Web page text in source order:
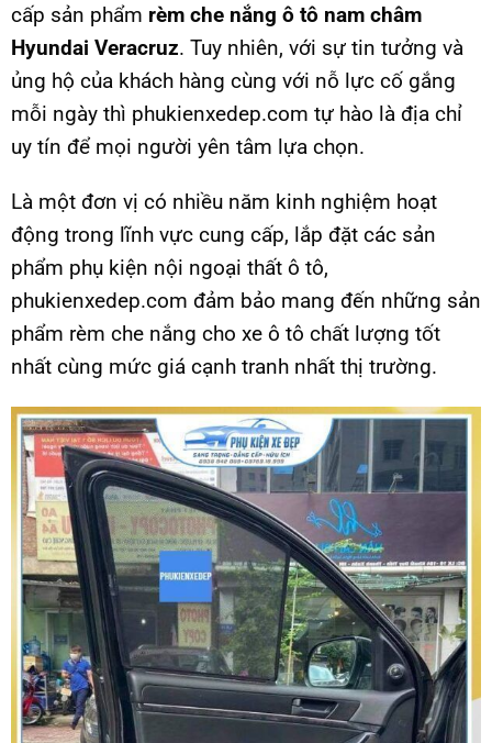
cấp sản phẩm rèm che nắng ô tô nam châm
Hyundai Veracruz. Tuy nhiên, với sự tin tưởng và
ủng hộ của khách hàng cùng với nỗ lực cố gắng
mỗi ngày thì phukienxedep.com tự hào là địa chỉ
uy tín để mọi người yên tâm lựa chọn.
Là một đơn vị có nhiều năm kinh nghiệm hoạt
động trong lĩnh vực cung cấp, lắp đặt các sản
phẩm phụ kiện nội ngoại thất ô tô,
phukienxedep.com đảm bảo mang đến những sản
phẩm rèm che nắng cho xe ô tô chất lượng tốt
nhất cùng mức giá cạnh tranh nhất thị trường.